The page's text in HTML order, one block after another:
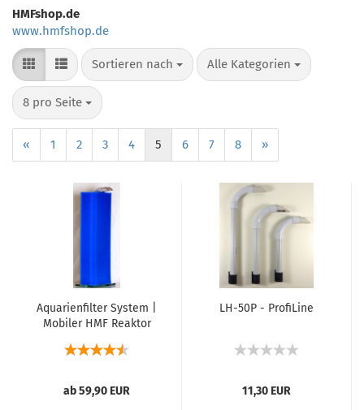
HMFshop.de
www.hmfshop.de
Sortieren nach Alle Kategorien
8 pro Seite
« 1 2 3 4 5 6 7 8 »
Aquarienfilter System |
Mobiler HMF Reaktor
400 Liter
ab 59,90 EUR
LH-50P - ProfiLine
11,30 EUR